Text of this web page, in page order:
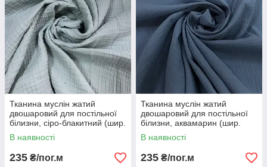
Тканина муслін жатий
двошаровий для постільної
білизни, сіро-блакитний (шир.
1,30 м) (MS-JAT-2-0007)
В наявності
235 ₴/пог.м
Тканина муслін жатий
двошаровий для постільної
білизни, аквамарин (шир.
1,35м) (MS-JAT-2-0054)
В наявності
235 ₴/пог.м